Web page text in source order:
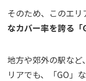
そのため、このエリ
なカバー率を誇る「
地方や郊外の駅など
リアでも、「GO」